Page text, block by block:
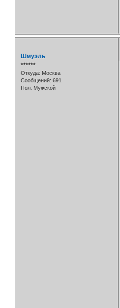
Шмуэль
⭒⭒⭒⭒⭒⭒
Откуда: Москва
Сообщений: 691
Пол: Мужской